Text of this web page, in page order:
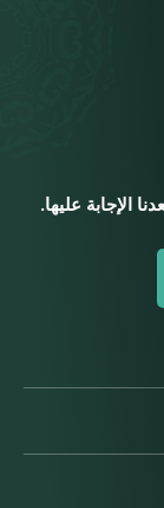
الإجابة عليها.